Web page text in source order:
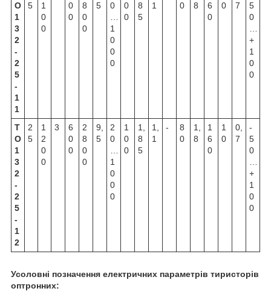
О
1
3
2
-
2
5
-
1
1
5
1
0
0
0
0
8
0
0
5
0
…
1
0
0
0
0
0
8
5
1
0
8
6
0
0
7
5
0
…
+
1
0
0
Т
О
1
3
2
-
2
5
-
1
2
2
5
1
2
0
0
3
6
0
0
2
8
0
0
9,
5
2
0
…
1
0
0
0
1
0
0
1,
8
5
1,
1
-
8
0
1,
8
1
6
0
1
0
0,
7
-
5
0
…
+
1
0
0
Усоловні позначення електричних параметрів тиристорів
оптронних: